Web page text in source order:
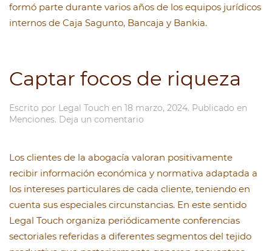
formó parte durante varios años de los equipos jurídicos
internos de Caja Sagunto, Bancaja y Bankia.
Captar focos de riqueza
Escrito por Legal Touch en 18 marzo, 2024. Publicado en
Menciones. Deja un comentario
Los clientes de la abogacía valoran positivamente
recibir información económica y normativa adaptada a
los intereses particulares de cada cliente, teniendo en
cuenta sus especiales circunstancias. En este sentido
Legal Touch organiza periódicamente conferencias
sectoriales referidas a diferentes segmentos del tejido